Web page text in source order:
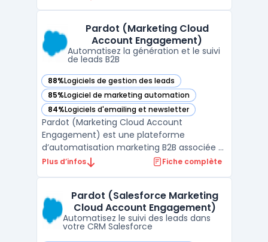
opérant sur plusieurs canaux, ce logiciel
traite en temps rée ...
Pardot (Marketing Cloud
Account Engagement)
Automatisez la génération et le suivi
de leads B2B
88%Logiciels de gestion des leads
— voir Pardot (Marketing Cloud Account Engagement)
85%Logiciel de marketing automation
— voir Pardot (Marketing Cloud Account Engagement)
84%Logiciels d'emailing et newsletter
— voir Pardot (Marketing Cloud Account Engagement)
Pardot (Marketing Cloud Account
Engagement) est une plateforme
d’automatisation marketing B2B associée à
Salesforce CRM, destinée à la gestion de la
marketing et ventes repose sur une
intégration complète avec le CRM. L ...
Plus d’infos Fiche complète
Pardot (Salesforce Marketing
Cloud Account Engagement)
Automatisez le suivi des leads dans
votre CRM Salesforce